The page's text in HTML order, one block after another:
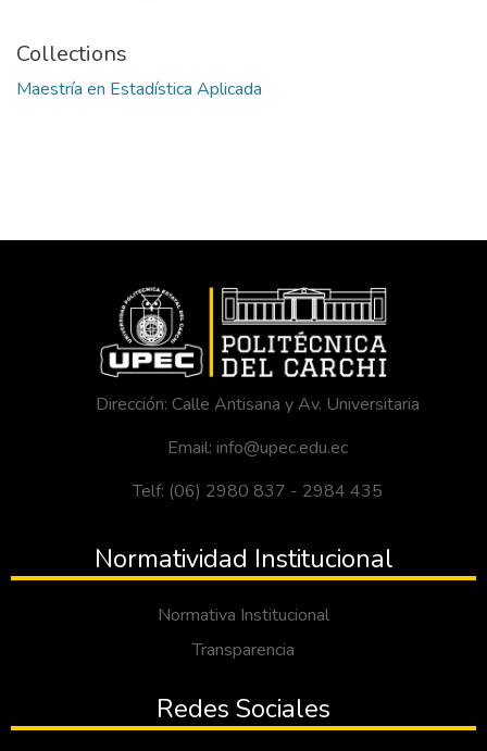
Collections
Maestría en Estadística Aplicada
Dirección: Calle Antisana y Av. Universitaria
Email: info@upec.edu.ec
Telf: (06) 2980 837 - 2984 435
Normatividad Institucional
Normativa Institucional
Transparencia
Redes Sociales